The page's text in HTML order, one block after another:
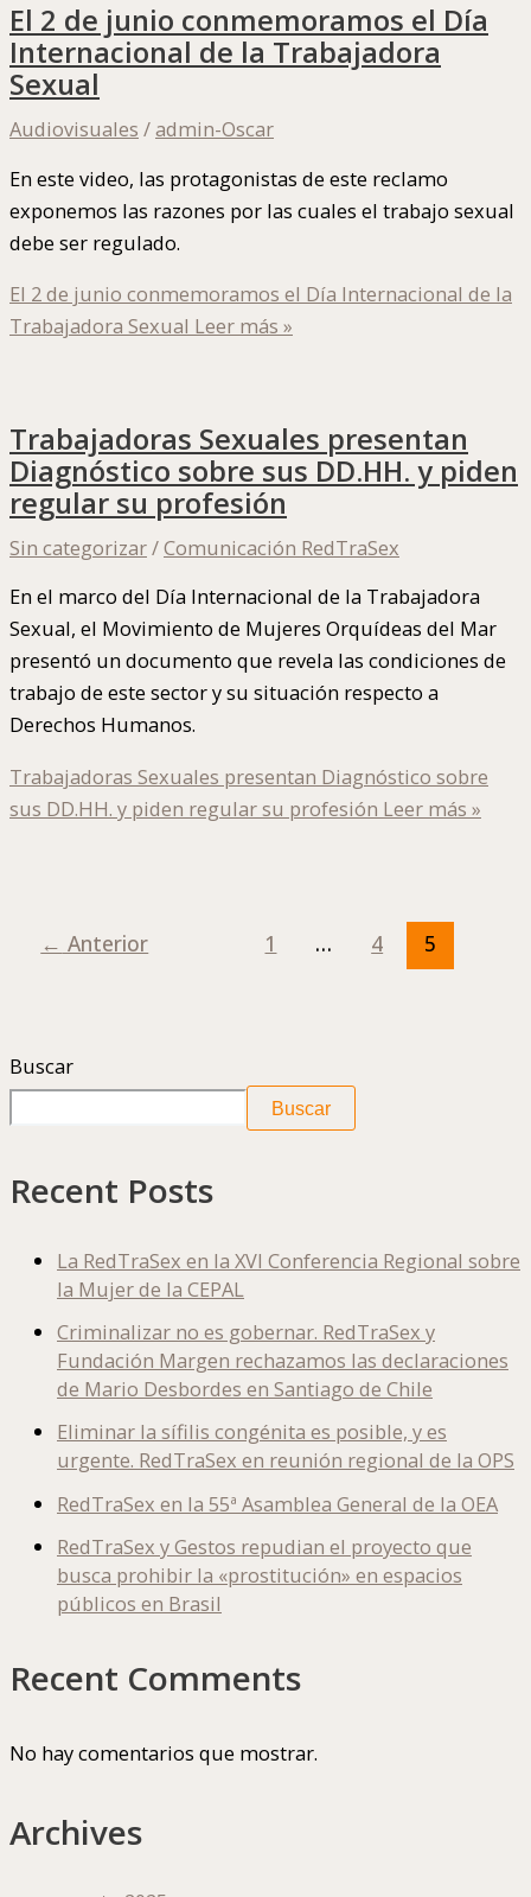
El 2 de junio conmemoramos el Día
Internacional de la Trabajadora
Sexual
Audiovisuales /admin-Oscar
En este video, las protagonistas de este reclamo
exponemos las razones por las cuales el trabajo sexual
debe ser regulado.
El 2 de junio conmemoramos el Día Internacional de la
Trabajadora Sexual Leer más »
Trabajadoras Sexuales presentan
Diagnóstico sobre sus DD.HH. y piden
regular su profesión
Sin categorizar/Comunicación RedTraSex
En el marco del Día Internacional de la Trabajadora
Sexual, el Movimiento de Mujeres Orquídeas del Mar
presentó un documento que revela las condiciones de
trabajo de este sector y su situación respecto a
Derechos Humanos.
Trabajadoras Sexuales presentan Diagnóstico sobre
sus DD.HH. y piden regular su profesión Leer más »
← Anterior 1 … 4 5
Buscar
Buscar
Recent Posts
La RedTraSex en la XVI Conferencia Regional sobre
la Mujer de la CEPAL
Criminalizar no es gobernar. RedTraSex y
Fundación Margen rechazamos las declaraciones
de Mario Desbordes en Santiago de Chile
Eliminar la sífilis congénita es posible, y es
urgente. RedTraSex en reunión regional de la OPS
RedTraSex en la 55ª Asamblea General de la OEA
RedTraSex y Gestos repudian el proyecto que
busca prohibir la «prostitución» en espacios
públicos en Brasil
Recent Comments
No hay comentarios que mostrar.
Archives